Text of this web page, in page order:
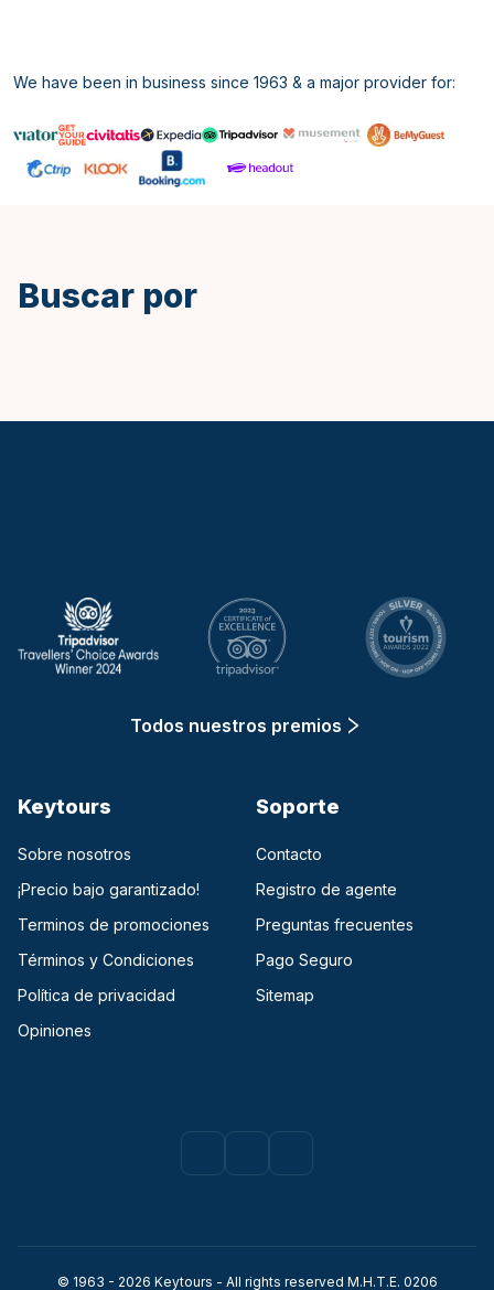
We have been in business since 1963 & a major provider for:
Buscar por
Todos nuestros premios
Keytours
Sobre nosotros
¡Precio bajo garantizado!
Terminos de promociones
Términos y Condiciones
Política de privacidad
Opiniones
Soporte
Contacto
Registro de agente
Preguntas frecuentes
Pago Seguro
Sitemap
Facebook
(opens in a new tab)
Instagram
(opens in a new tab)
Youtube
(opens in a new tab)
© 1963 - 2026 Keytours - All rights reserved Μ.Η.Τ.Ε. 0206